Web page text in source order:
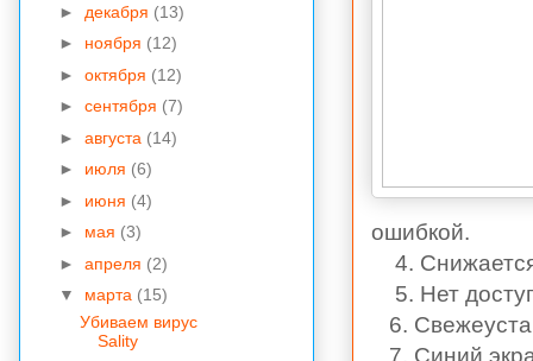
ошибкой.
4.
5. Нет
6.
7. Синий
► декабря (13)
► ноября (12)
► октября (12)
► сентября (7)
► августа (14)
► июля (6)
► июня (4)
► мая (3)
► апреля (2)
▼ марта (15)
Убиваем вирус
Sality